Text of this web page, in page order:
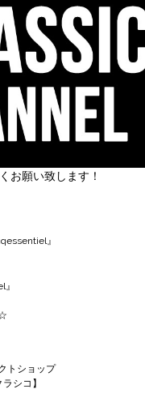
お願い致します！
』
トショップ
シコ】